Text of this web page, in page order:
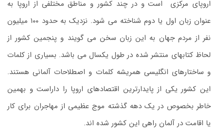
اروپای مرکزی است و در چند کشور و مناطق مختلفی از اروپا به
عنوان زبان اول یا دوم شناخته می شود. نزدیک به حدود ۱۰۰ میلیون
نفر از مردم جهان به این زبان سخن می گویند و پنجمین کشور از
لحاظ کتابهای منتشر شده در طول یکسال می باشد. بسیاری از کلمات
و ساختارهای انگلیسی همریشه کلمات و اصطلاحات آلمانی هستند.
این کشور یکی از پایدارترین اقتصادهای اروپا را داراست و بهمین
خاطر بخصوص در یک دهه گذشته موج عظیمی از مهاجران برای کار
یا اقامت در آلمان راهی این کشور شده اند.